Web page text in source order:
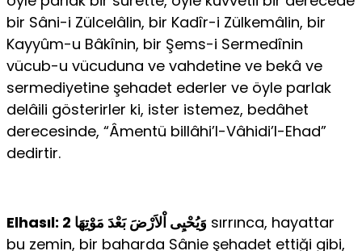
bir Sâni-i Zülcelâlin, bir Kadîr-i Zülkemâlin, bir
Kayyûm-u Bâkînin, bir Şems-i Sermedînin
vücub-u vücuduna ve vahdetine ve bekâ ve
sermediyetine şehadet ederler ve öyle parlak
delâili gösterirler ki, ister istemez, bedâhet
derecesinde, “Âmentü billâhi’l-Vâhidi’l-Ehad”
dedirtir.
Elhasıl: 2 وَيُحْيِى اْلاَرْضَ بَعْدَ مَوْتِهَا sırrınca, hayattar
bu zemin, bir baharda Sânie şehadet ettiği gibi,